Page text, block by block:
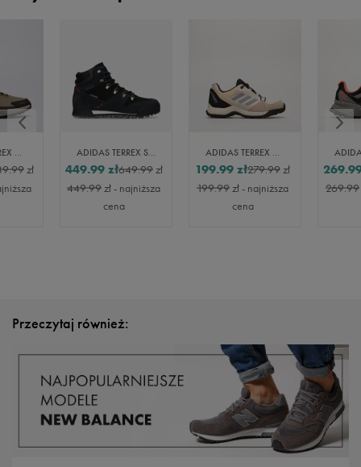
ADIDAS TERREX ANYLANDER MID R.RDY
zł
ADIDAS TERREX SNOWPITCH
649.99zł
449.99 zł
449.99zł- najniższa
cena
ADIDAS TERREX HYPERHIKER LOW K
279.99zł
199.99 zł
199.99zł- najniższa
cena
269.99
Przeczytaj również: